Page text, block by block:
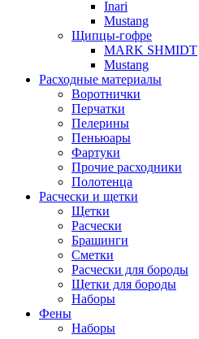
Inari
Mustang
Щипцы-гофре
MARK SHMIDT
Mustang
Расходные материалы
Воротнички
Перчатки
Пелерины
Пеньюары
Фартуки
Прочие расходники
Полотенца
Расчески и щетки
Щетки
Расчески
Брашинги
Сметки
Расчески для бороды
Щетки для бороды
Наборы
Фены
Наборы